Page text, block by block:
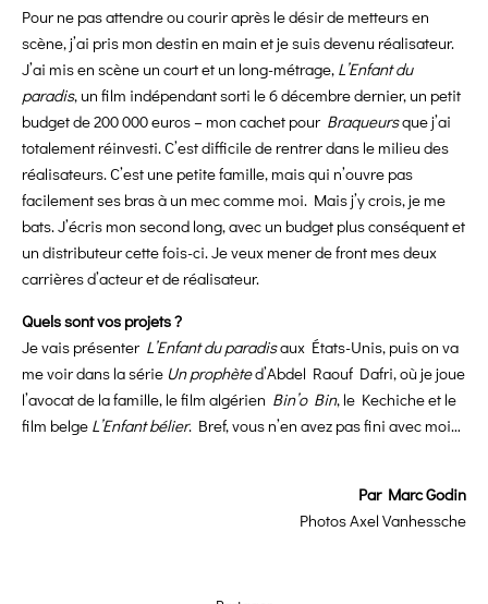
Pour ne pas attendre ou courir après le désir de metteurs en
scène, j’ai pris mon destin en main et je suis devenu réalisateur.
J’ai mis en scène un court et un long-métrage, L’Enfant du
paradis, un film indépendant sorti le 6 décembre dernier, un petit
budget de 200 000 euros – mon cachet pour Braqueursque j’ai
totalement réinvesti. C’est difficile de rentrer dans le milieu des
réalisateurs. C’est une petite famille, mais qui n’ouvre pas
facilement ses bras à un mec comme moi. Mais j’y crois, je me
bats. J’écris mon second long, avec un budget plus conséquent et
un distributeur cette fois-ci. Je veux mener de front mes deux
carrières d’acteur et de réalisateur.
Quels sont vos projets ?
Je vais présenter L’Enfant du paradisaux États-Unis, puis on va
me voir dans la série Un prophèted’Abdel Raouf Dafri, où je joue
l’avocat de la famille, le film algérien Bin’o Bin, le Kechiche et le
film belge L’Enfant bélier. Bref, vous n’en avez pas fini avec moi…
Par Marc Godin
Photos Axel Vanhessche